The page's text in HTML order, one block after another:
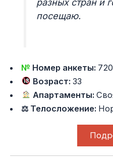
разных стран и
посещаю.
№ Номер анкеты:
Возраст:33
Апартаменты:
⚖ Телосложение: